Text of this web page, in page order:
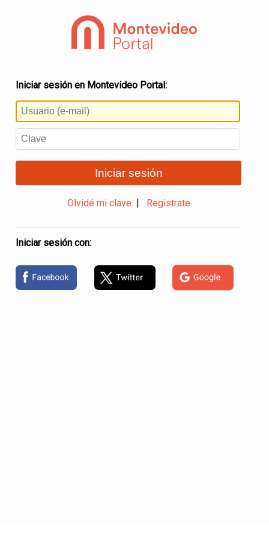
Iniciar sesión en Montevideo Portal:
Iniciar sesión
Olvidé mi clave Registrate
Iniciar sesión con: